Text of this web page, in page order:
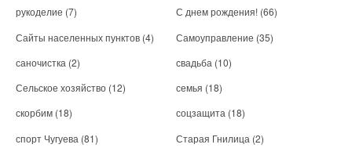
рукоделие (7) С днем рождения! (66)
Сайты населенных пунктов (4) Самоуправление (35)
саночистка (2) свадьба (10)
Сельское хозяйство (12) семья (18)
скорбим (18) соцзащита (18)
спорт Чугуева (81) Старая Гнилица (2)